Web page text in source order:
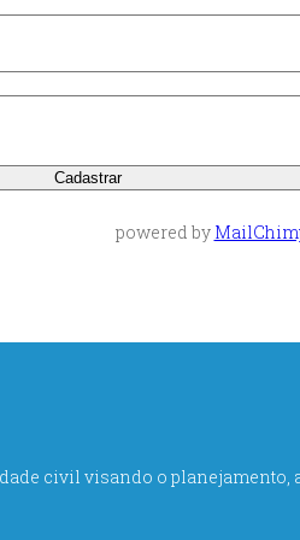
powered by
civil visando o